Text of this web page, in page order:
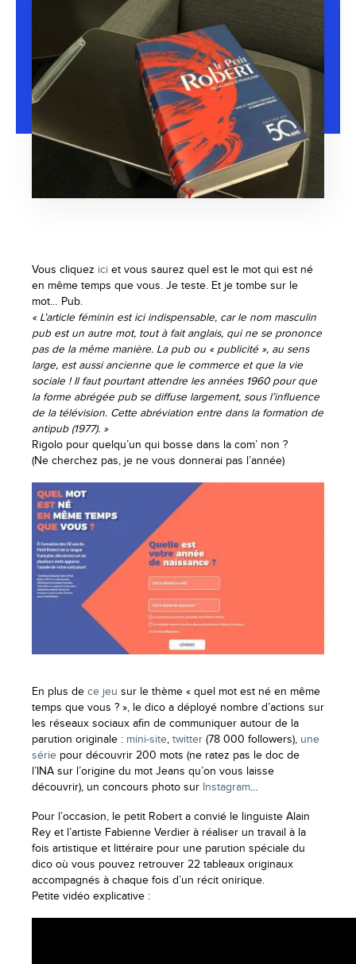
Vous cliquez ici et vous saurez quel est le mot qui est né
en même temps que vous. Je teste. Et je tombe sur le
mot… Pub.
« L’article féminin est ici indispensable, car le nom masculin
pub est un autre mot, tout à fait anglais, qui ne se prononce
pas de la même manière. La pub ou « publicité », au sens
large, est aussi ancienne que le commerce et que la vie
sociale ! Il faut pourtant attendre les années 1960 pour que
la forme abrégée pub se diffuse largement, sous l’influence
de la télévision. Cette abréviation entre dans la formation de
antipub (1977). »
Rigolo pour quelqu’un qui bosse dans la com’ non ?
(Ne cherchez pas, je ne vous donnerai pas l’année)
En plus de ce jeu sur le thème « quel mot est né en même
temps que vous ? », le dico a déployé nombre d’actions sur
les réseaux sociaux afin de communiquer autour de la
parution originale : mini-site, twitter (78 000 followers), une
série pour découvrir 200 mots (ne ratez pas le doc de
l’INA sur l’origine du mot Jeans qu’on vous laisse
découvrir), un concours photo sur Instagram…
Pour l’occasion, le petit Robert a convié le linguiste Alain
Rey et l’artiste Fabienne Verdier à réaliser un travail à la
fois artistique et littéraire pour une parution spéciale du
dico où vous pouvez retrouver 22 tableaux originaux
accompagnés à chaque fois d’un récit onirique.
Petite vidéo explicative :